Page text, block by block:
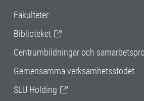
Fakulteter
Biblioteket
Centrumbildningar och
Gemensamma verksamhetsstödet
SLU Holding